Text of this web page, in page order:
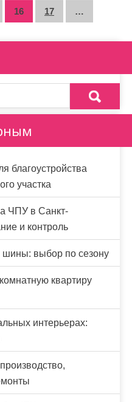
16 17
…
благоустройства
участка
ЧПУ в Санкт-
и контроль
выбор по сезону
квартиру
интерьерах: